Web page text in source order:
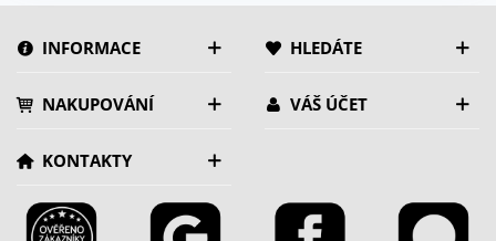
INFORMACE HLEDÁTE
NAKUPOVÁNÍ VÁŠ ÚČET
KONTAKTY